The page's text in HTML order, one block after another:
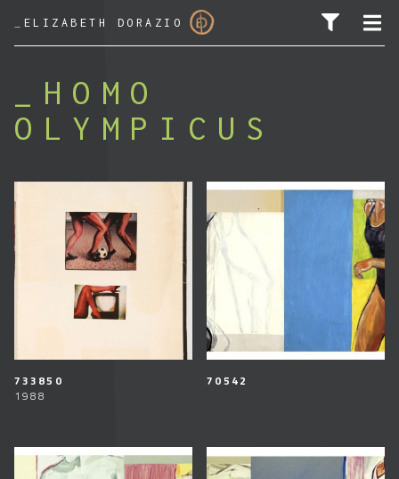
ELIZABETH DORAZIO
HOMO
OLYMPICUS
733850
1988
70542